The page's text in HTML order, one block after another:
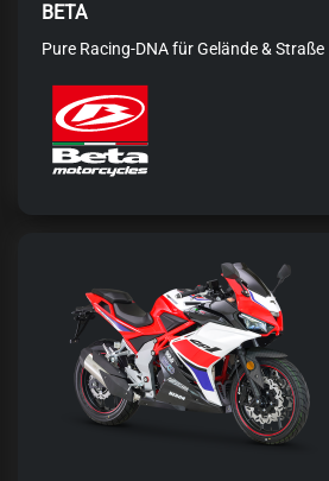
BETA
Pure Racing-DNA für Gelände & Straße